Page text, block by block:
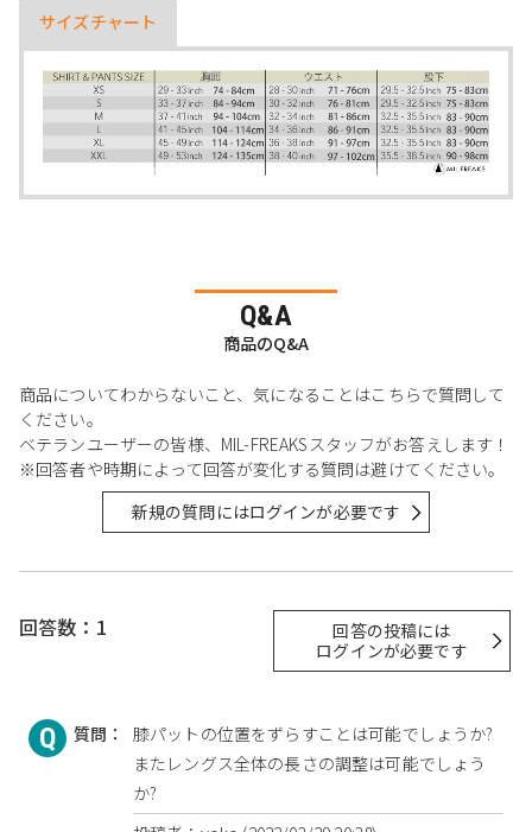
サイズチャート
Q&A
商品のQ&A
商品についてわからないこと、気になることはこちらで質問して
ください。
ベテランユーザーの皆様、MIL-FREAKSスタッフがお答えします！
※回答者や時期によって回答が変化する質問は避けてください。
新規の質問にはログインが必要です
回答数：1
回答の投稿には
ログインが必要です
質問：
膝パットの位置をずらすことは可能でしょうか?
またレングス全体の長さの調整は可能でしょう
か?